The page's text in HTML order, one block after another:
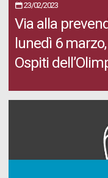
23/02/2023
Via alla
lunedì 6
Ospiti